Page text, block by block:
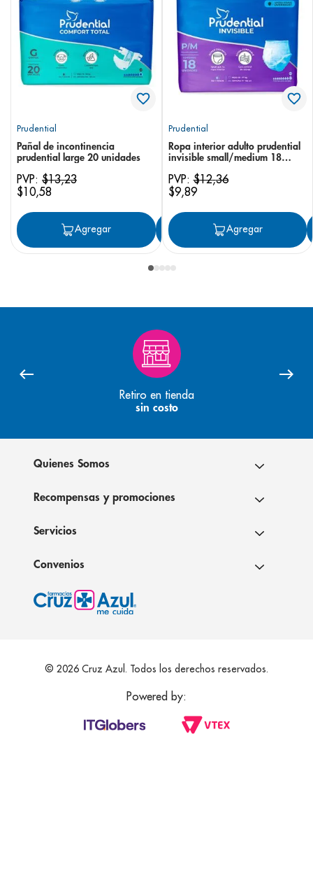
Prudential
Pañal de incontinencia
prudential large 20 unidades
PVP: $13,23
$10,58
Agregar Agregar
Prudential
Ropa interior adulto prudential
invisible small/medium 18
PVP:$12,36
$9,89
Agregar
Retiro en tienda
sin costo
Quienes Somos
Recompensas y promociones
Servicios
Convenios
© 2026 Cruz Azul. Todos los derechos reservados.
Powered by: